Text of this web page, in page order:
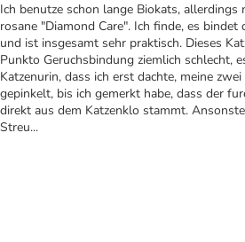
Ich benutze schon lange Biokats, allerdings
rosane "Diamond Care". Ich finde, es bindet
und ist insgesamt sehr praktisch. Dieses
Punkto Geruchsbindung ziemlich schlecht,
Katzenurin, dass ich erst dachte, meine
gepinkelt, bis ich gemerkt habe, dass der
direkt aus dem Katzenklo stammt.
Streu...